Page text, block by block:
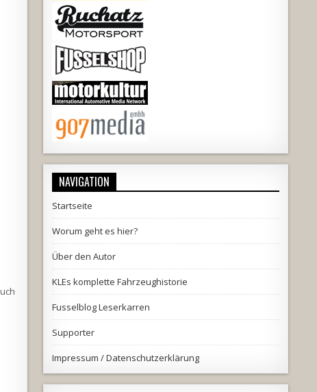
NAVIGATION
Startseite
Worum geht es hier?
Über den Autor
KLEs komplette Fahrzeughistorie
Fusselblog Leserkarren
Supporter
Impressum / Datenschutzerklärung